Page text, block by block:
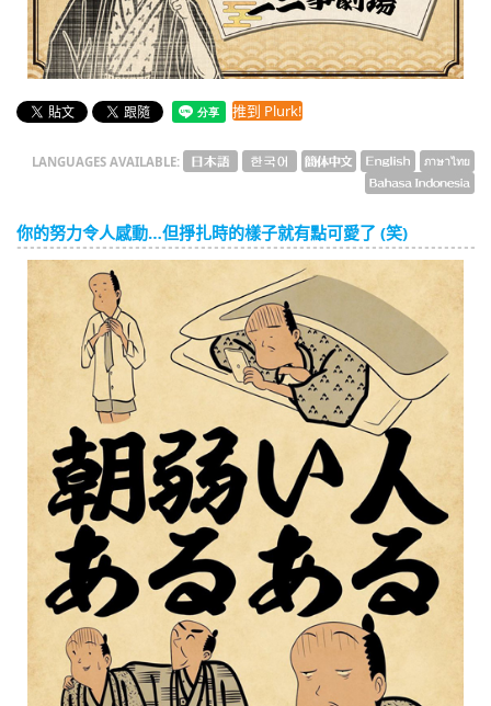
tiéng Viêt
Bahasa Indonesia
推到 Plurk!
LANGUAGES AVAILABLE:
你的努力令人感動…但掙扎時的樣子就有點可愛了 (笑)